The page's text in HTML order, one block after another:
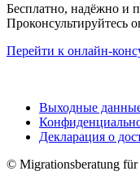
Бесплатно, надёжно и
Проконсультируйтесь
Перейти к онлайн-
Выходные
Декларация о
© Migrationsberatung